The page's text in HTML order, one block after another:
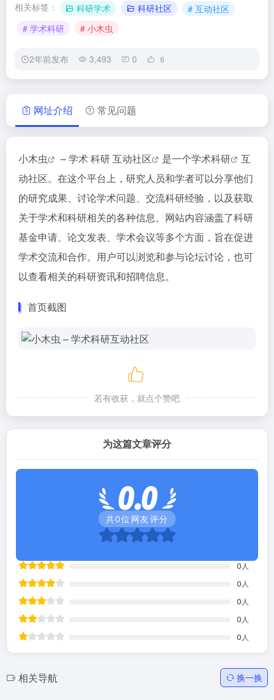
相关标签： 科研学术 科研社区
# 互动社区
# 学术科研
# 小木虫
2年前发布 3,493 0 6
网址介绍 常见问题
小木虫 – 学术 科研互动社区 是一个学术科研
互
动社区。在这个平台上，研究人员和学者可以分享他们
的研究成果、讨论学术问题、交流科研经验，以及获取
关于学术和科研相关的各种信息。网站内容涵盖了科研
基金申请、论文发表、学术会议等多个方面，旨在促进
学术交流和合作。用户可以浏览和参与论坛讨论，也可
以查看相关的科研资讯和招聘信息。
首页截图
若有收获，就点个赞吧
为这篇文章评分
0.0
共0位网友评分
0 人
0 人
0 人
0 人
0 人
相关导航 换一换